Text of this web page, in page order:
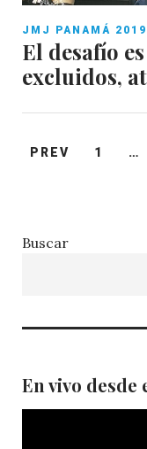
JMJ PANAMÁ 2019
El desafío
excluidos,
Paginación
PREV 1 …
Buscar
En vivo desde